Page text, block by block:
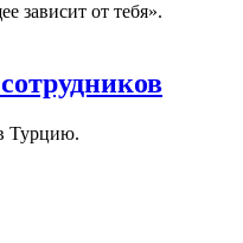
зависит от тебя».
Турцию.